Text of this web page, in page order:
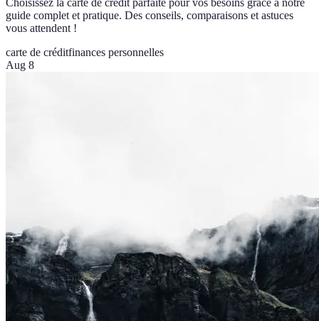
Choisissez la carte de crédit parfaite pour vos besoins grâce à notre
guide complet et pratique. Des conseils, comparaisons et astuces
vous attendent !
carte de créditfinances personnelles
Aug 8